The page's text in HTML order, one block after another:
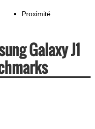
Proximité
Galaxy J1